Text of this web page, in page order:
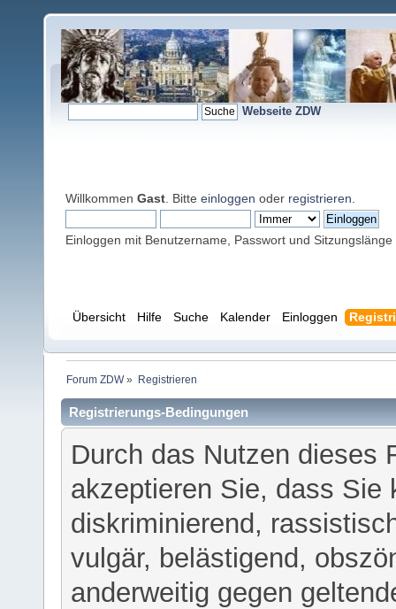
Webseite ZDW
Willkommen Gast . Bitte einloggen oder registrieren
Einloggen mit Benutzername, Passwort und Sitzungslänge
Übersicht Hilfe Suche Kalender Einloggen
Forum ZDW» Registrieren
Registrierungs-Bedingungen
Durch das Nutzen dieses
akzeptieren Sie, dass Sie
diskriminierend,
vulgär, belästigend,
anderweitig gegen